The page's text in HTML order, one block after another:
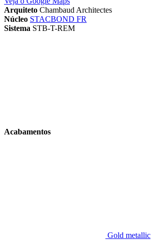
Arquiteto Chambaud Architectes
Núcleo STACBOND FR
Sistema STB-T-REM
Acabamentos
Gold metallic